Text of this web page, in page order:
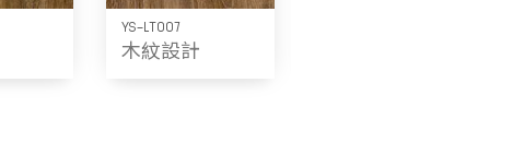
YS-LT007
木紋設計